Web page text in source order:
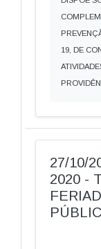
19, DE
27/10/
2020 -